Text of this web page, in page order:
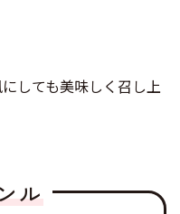
しても美味しく召し上
ル